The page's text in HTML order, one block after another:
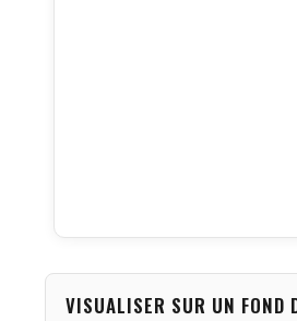
VISUALISER SUR UN FOND